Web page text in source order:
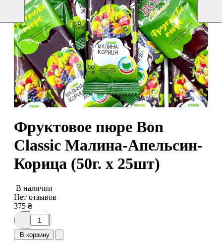
Фруктовое пюре Bon
Classic Малина-Апельсин-
Корица (50г. х 25шт)
В наличии
Нет отзывов
375 ₴
В корзину